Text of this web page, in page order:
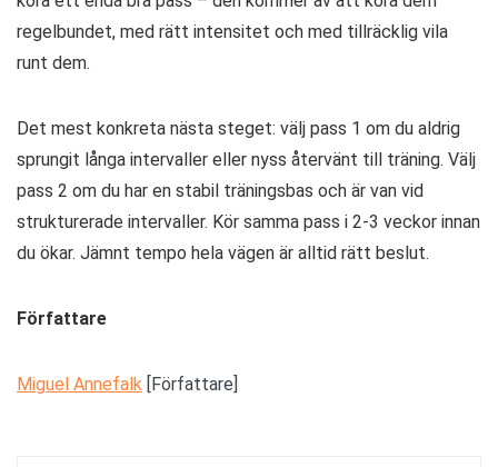
regelbundet, med rätt intensitet och med tillräcklig vila
runt dem.
Det mest konkreta nästa steget: välj pass 1 om du aldrig
sprungit långa intervaller eller nyss återvänt till träning. Välj
pass 2 om du har en stabil träningsbas och är van vid
strukturerade intervaller. Kör samma pass i 2-3 veckor innan
du ökar. Jämnt tempo hela vägen är alltid rätt beslut.
Författare
Miguel Annefalk [Författare]